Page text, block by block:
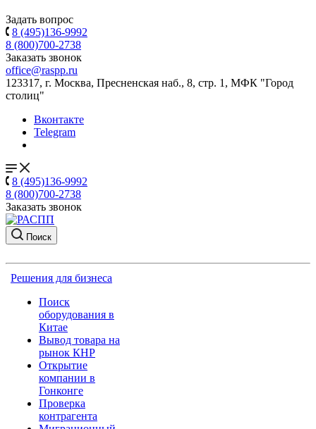
Задать вопрос
8 (495)136-9992
8 (800)700-2738
Заказать звонок
office@raspp.ru
123317, г. Москва, Пресненская наб., 8, стр. 1, МФК "Город
столиц"
Вконтакте
Telegram
8 (495)136-9992
8 (800)700-2738
Заказать звонок
Поиск
Решения для бизнеса
Поиск
оборудования в
Китае
Вывод товара на
рынок КНР
Открытие
компании в
Гонконге
Проверка
контрагента